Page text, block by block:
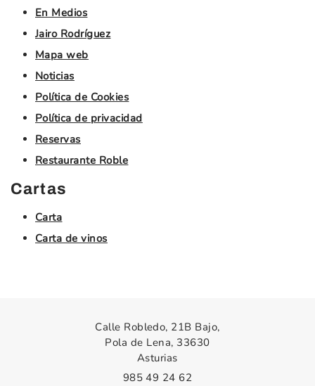
En Medios
Jairo Rodríguez
Mapa web
Noticias
Política de Cookies
Política de privacidad
Reservas
Restaurante Roble
Cartas
Carta
Carta de vinos
Calle Robledo, 21B Bajo,
Pola de Lena, 33630
Asturias
985 49 24 62